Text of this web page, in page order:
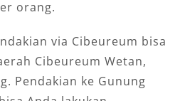
orang.
via Cibeureum bisa
Cibeureum Wetan,
Pendakian ke Gunung